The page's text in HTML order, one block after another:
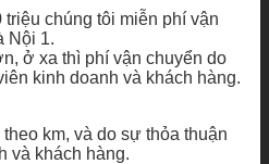
chúng tôi miễn phí vận
Nội 1.
ở xa thì phí vận chuyển do
kinh doanh và khách hàng.
km, và do sự thỏa thuận
và khách hàng.